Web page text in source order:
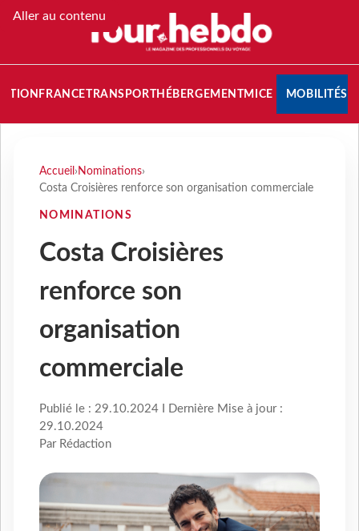
Aller au contenu
FRANCETRANSPORT HÉBERGEMENTMICE MOBILITÉS
Accueil › Nominations›
Costa Croisières renforce son organisation commerciale
NOMINATIONS
Costa Croisières
renforce son
organisation
commerciale
Publié le : 29.10.2024 I Dernière Mise à jour :
29.10.2024
Par Rédaction